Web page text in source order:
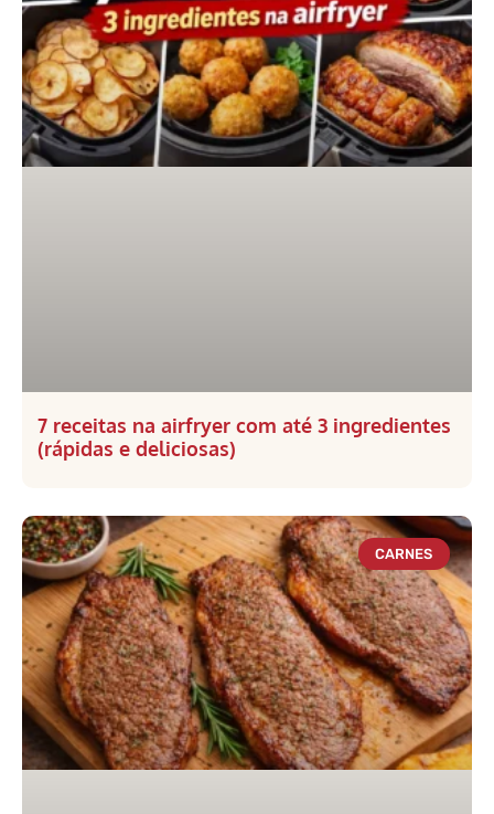
7 receitas na airfryer com até 3 ingredientes
(rápidas e deliciosas)
CARNES